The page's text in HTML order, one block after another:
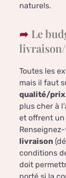
naturels.
Le
Toutes les
mais il faut
qualité/prix
plus cher à
et offrent
livraison
conditions
doit